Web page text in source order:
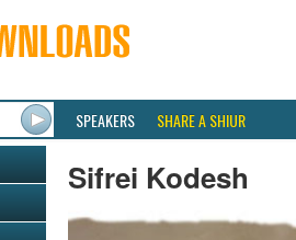
SPEAKERS SHARE A SHIUR
Sifrei Kodesh